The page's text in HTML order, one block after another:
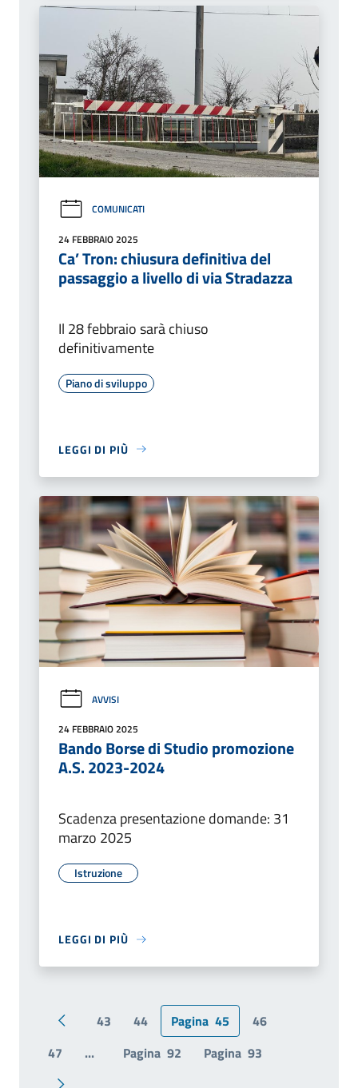
COMUNICATI
24 FEBBRAIO 2025
Ca’ Tron: chiusura definitiva del
passaggio a livello di via Stradazza
Il 28 febbraio sarà chiuso
definitivamente
Piano di sviluppo
LEGGI DI PIÙ
AVVISI
24 FEBBRAIO 2025
Bando Borse di Studio promozione
A.S. 2023-2024
Scadenza presentazione domande: 31
marzo 2025
Istruzione
LEGGI DI PIÙ
Pagina precedente
43 44 Pagina 45
46
47
... Pagina 92 Pagina 93